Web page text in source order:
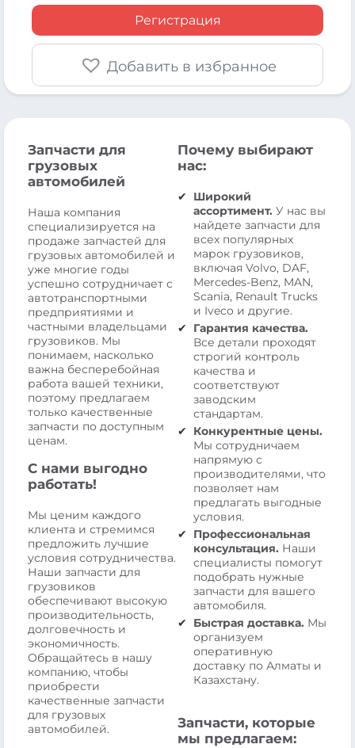
Регистрация
Добавить в избранное
Запчасти для
грузовых
автомобилей
Наша компания
специализируется на
продаже запчастей для
грузовых автомобилей и
уже многие годы
успешно сотрудничает с
автотранспортными
предприятиями и
частными владельцами
грузовиков. Мы
понимаем, насколько
важна бесперебойная
работа вашей техники,
поэтому предлагаем
только качественные
запчасти по доступным
ценам.
С нами выгодно
работать!
Мы ценим каждого
клиента и стремимся
предложить лучшие
условия сотрудничества.
Наши запчасти для
грузовиков
обеспечивают высокую
производительность,
долговечность и
экономичность.
Обращайтесь в нашу
компанию, чтобы
приобрести
качественные запчасти
для грузовых
автомобилей.
Почему выбирают
нас:
Широкий
ассортимент. У нас вы
найдете запчасти для
всех популярных
марок грузовиков,
включая Volvo, DAF,
Mercedes-Benz, MAN,
Scania, Renault Trucks
и Iveco и другие.
Гарантия качества.
Все детали проходят
строгий контроль
качества и
соответствуют
заводским
стандартам.
Конкурентные цены.
Мы сотрудничаем
напрямую с
производителями, что
позволяет нам
предлагать выгодные
условия.
Профессиональная
консультация. Наши
специалисты помогут
подобрать нужные
запчасти для вашего
автомобиля.
Быстрая доставка. Мы
организуем
оперативную
доставку по Алматы и
Казахстану.
Запчасти, которые
мы предлагаем: